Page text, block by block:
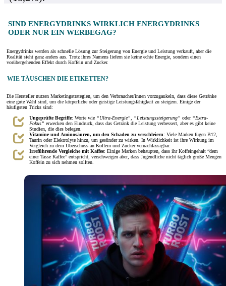
SIND ENERGYDRINKS WIRKLICH ENERGYDRINKS
ODER NUR EIN WERBEGAG?
Energydrinks werden als schnelle Lösung zur Steigerung von Energie und Leistung verkauft, aber die
Realität sieht ganz anders aus. Trotz ihres Namens liefern sie keine echte Energie, sondern einen
vorübergehenden Effekt durch Koffein und Zucker.
WIE TÄUSCHEN DIE ETIKETTEN?
Die Hersteller nutzen Marketingstrategien, um den Verbraucher/innen vorzugaukeln, dass diese Getränke
eine gute Wahl sind, um die körperliche oder geistige Leistungsfähigkeit zu steigern. Einige der
häufigsten Tricks sind:
Ungeprüfte Begriffe: Worte wie “Ultra-Energie” “Leistungssteigerung” oder “Extra-
Fokus” erwecken den Eindruck, dass das Getränk die Leistung verbessert, aber es gibt keine
Studien, die dies belegen.
Vitamine und Aminosäuren, um den Schaden zu verschleiern: Viele Marken fügen B12,
Taurin oder Elektrolyte hinzu, um gesünder zu wirken. In Wirklichkeit ist ihre Wirkung im
Vergleich zu dem Überschuss an Koffein und Zucker vernachlässigbar.
Irreführende Vergleiche mit Kaffee: Einige Marken behaupten, dass ihr Koffeingehalt “dem
einer Tasse Kaffee” entspricht, verschweigen aber, dass Jugendliche nicht täglich große Mengen
Koffein zu sich nehmen sollten.